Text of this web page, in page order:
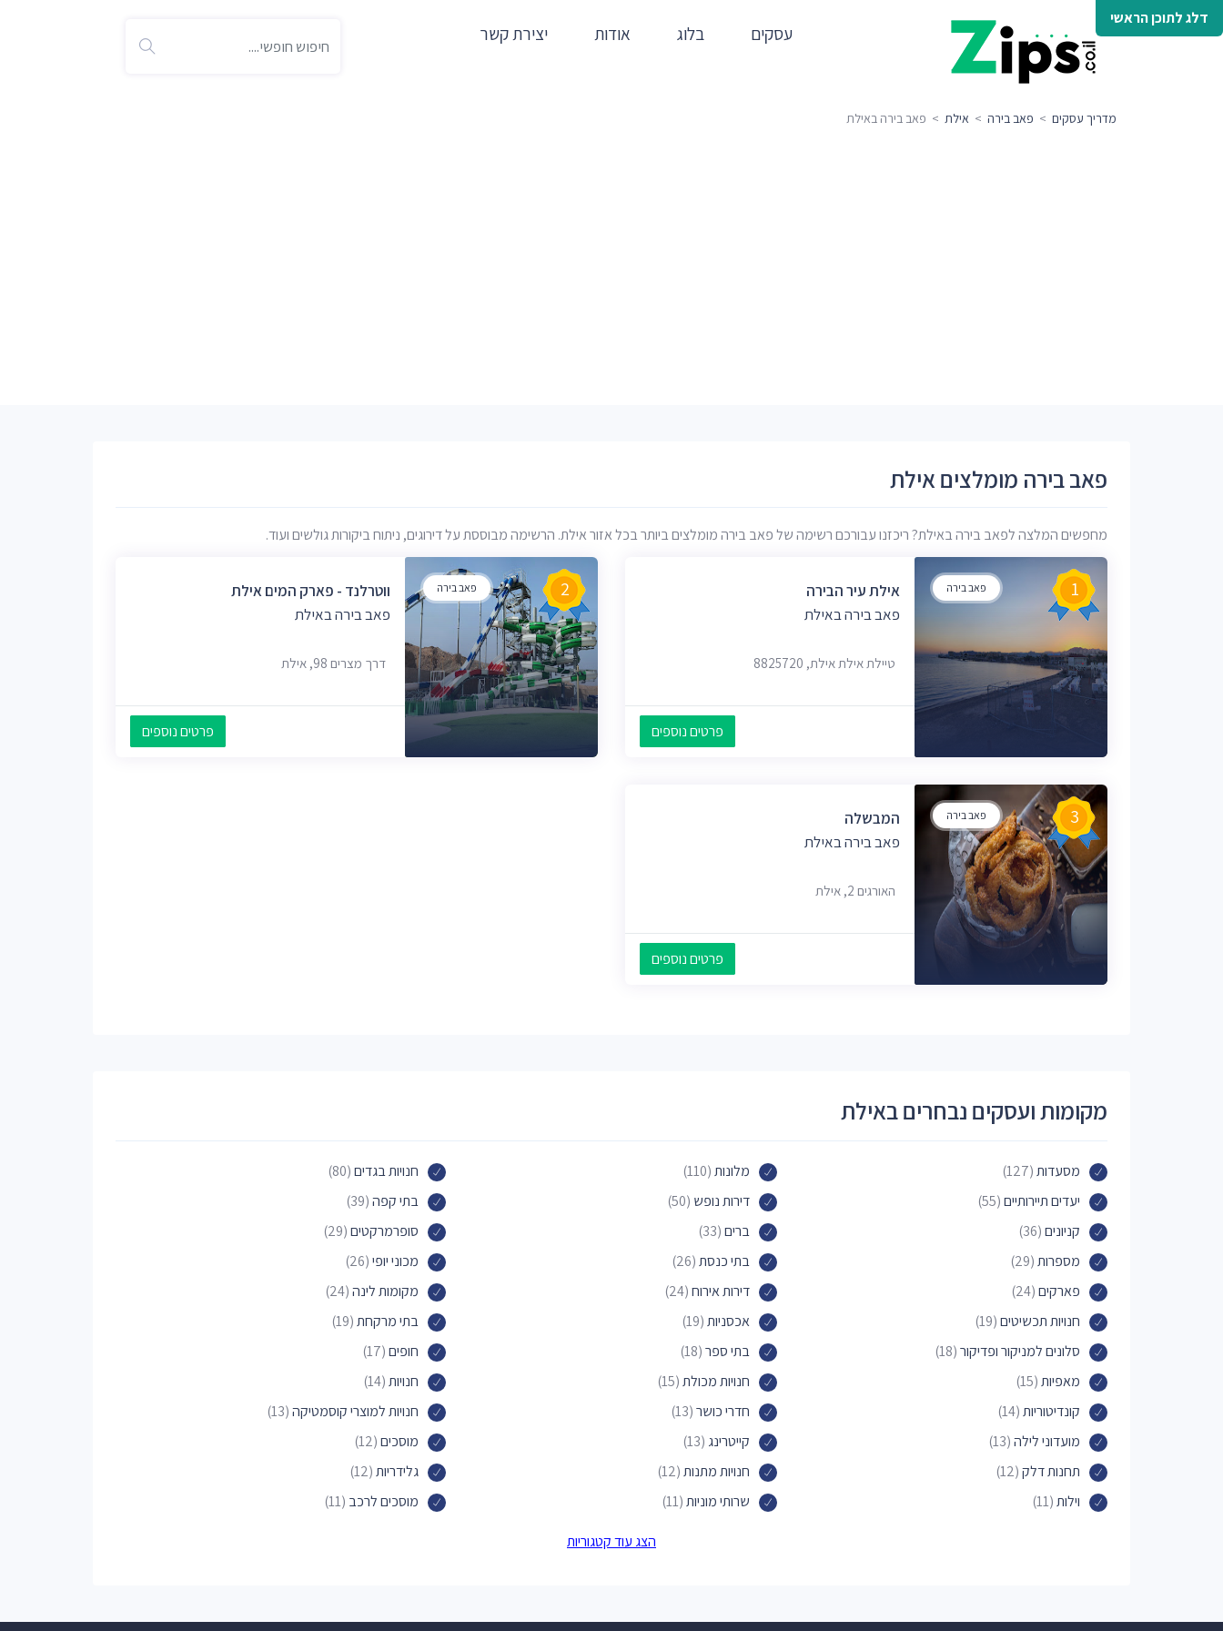
דלג לתוכן הראשי
עסקים בלוג אודות יצירת קשר
מדריך עסקים > פאב בירה > אילת > פאב בירה באילת
פאב בירה מומלצים אילת
מחפשים המלצה לפאב בירה באילת? ריכזנו עבורכם רשימה של פאב בירה מומלצים ביותר בכל אזור אילת. הרשימה מבוססת על דירוגים, ניתוח ביקורות גולשים ועוד.
פאב בירה 1
אילת עיר הבירה
פאב בירה באילת
טיילת אילת אילת, 8825720
פרטים נוספים
פאב בירה 2
ווטרלנד - פארק המים אילת
פאב בירה באילת
דרך מצרים 98, אילת
פרטים נוספים
פאב בירה 3
המבשלה
פאב בירה באילת
האורגים 2, אילת
פרטים נוספים
מקומות ועסקים נבחרים באילת
מסעדות(127) מלונות(110) חנויות בגדים(80)
יעדים תיירותיים(55) דירות נופש (50) בתי קפה(39)
קניונים(36) ברים(33) סופרמרקטים(29)
מספרות(29) בתי כנסת(26) מכוני יופי(26)
פארקים(24) דירות אירוח(24) מקומות לינה(24)
חנויות תכשיטים(19) אכסניות(19) בתי מרקחת(19)
סלונים למניקור ופדיקור(18) בתי ספר(18) חופים(17)
מאפיות(15) חנויות מכולת(15) חנויות(14)
קונדיטוריות(14) חדרי כושר(13) חנויות למוצרי קוסמטיקה(13)
מועדוני לילה(13) קייטרינג (13) מוסכים(12)
תחנות דלק(12) חנויות מתנות(12) גלידריות(12)
וילות(11) שרותי מוניות(11) מוסכים לרכב (11)
מוזיאונים(9) אולמות אירועים(9) בר וגריל(8)
הצג עוד קטגוריות